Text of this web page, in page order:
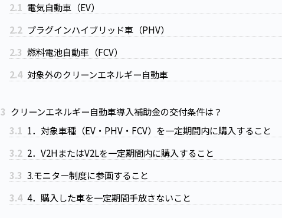
2.1 電気自動車（EV）
2.2 プラグインハイブリッド車（PHV）
2.3 燃料電池自動車（FCV）
2.4 対象外のクリーンエネルギー自動車
3 クリーンエネルギー自動車導入補助金の交付条件は？
3.1 1．対象車種（EV・PHV・FCV）を一定期間内に購入すること
3.2 2．V2HまたはV2Lを一定期間内に購入すること
3.3 3.モニター制度に参画すること
3.4 4．購入した車を一定期間手放さないこと